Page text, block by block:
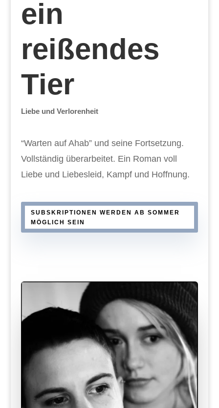
ein
reißendes
Tier
Liebe und Verlorenheit
“Warten auf Ahab” und seine Fortsetzung.
Vollständig überarbeitet. Ein Roman voll
Liebe und Liebesleid, Kampf und Hoffnung.
SUBSKRIPTIONEN WERDEN AB SOMMER
MÖGLICH SEIN